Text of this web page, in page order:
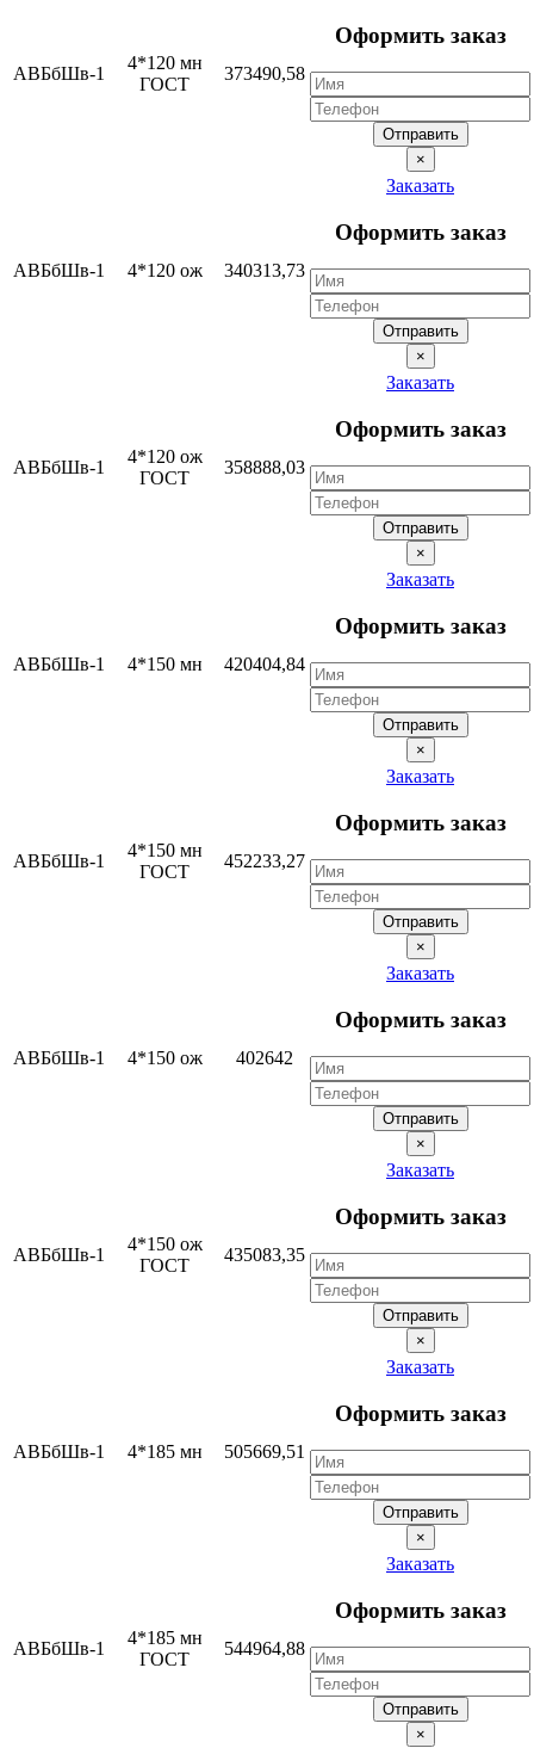
АВБбШв-1
4*120 мн
ГОСТ
373490,58
Оформить заказ
Отправить
×
АВБбШв-1 4*120 ож 340313,73
Заказать
Оформить заказ
Отправить
×
АВБбШв-1
4*120 ож
ГОСТ
358888,03
Заказать
Оформить заказ
Отправить
×
АВБбШв-1 4*150 мн 420404,84
Заказать
Оформить заказ
Отправить
×
АВБбШв-1
4*150 мн
ГОСТ
452233,27
Заказать
Оформить заказ
Отправить
×
АВБбШв-1 4*150 ож 402642
Заказать
Оформить заказ
Отправить
×
АВБбШв-1
4*150 ож
ГОСТ
435083,35
Заказать
Оформить заказ
Отправить
×
АВБбШв-1 4*185 мн 505669,51
Заказать
Оформить заказ
Отправить
×
АВБбШв-1
4*185 мн
ГОСТ
544964,88
Заказать
Оформить заказ
Отправить
×